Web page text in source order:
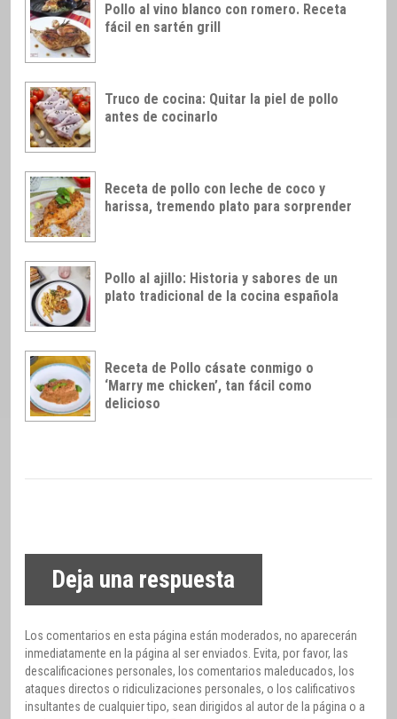
Pollo al vino blanco con romero. Receta
fácil en sartén grill
Truco de cocina: Quitar la piel de pollo
antes de cocinarlo
Receta de pollo con leche de coco y
harissa, tremendo plato para sorprender
Pollo al ajillo: Historia y sabores de un
plato tradicional de la cocina española
Receta de Pollo cásate conmigo o
‘Marry me chicken’, tan fácil como
delicioso
Deja una respuesta
Los comentarios en esta página están moderados, no aparecerán
inmediatamente en la página al ser enviados. Evita, por favor, las
descalificaciones personales, los comentarios maleducados, los
ataques directos o ridiculizaciones personales, o los calificativos
insultantes de cualquier tipo, sean dirigidos al autor de la página o a